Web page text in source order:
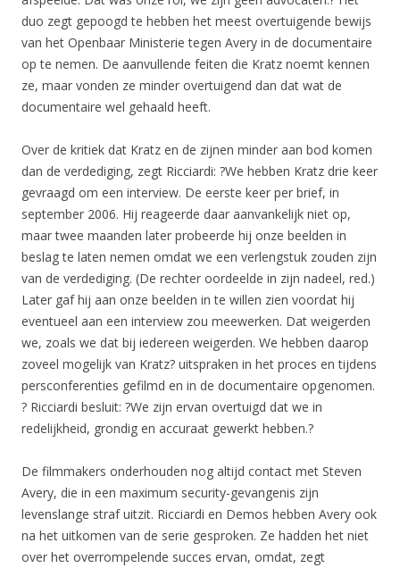
duo zegt gepoogd te hebben het meest overtuigende bewijs
van het Openbaar Ministerie tegen Avery in de documentaire
op te nemen. De aanvullende feiten die Kratz noemt kennen
ze, maar vonden ze minder overtuigend dan dat wat de
documentaire wel gehaald heeft.
Over de kritiek dat Kratz en de zijnen minder aan bod komen
dan de verdediging, zegt Ricciardi: ?We hebben Kratz drie keer
gevraagd om een interview. De eerste keer per brief, in
september 2006. Hij reageerde daar aanvankelijk niet op,
maar twee maanden later probeerde hij onze beelden in
beslag te laten nemen omdat we een verlengstuk zouden zijn
van de verdediging. (De rechter oordeelde in zijn nadeel, red.)
Later gaf hij aan onze beelden in te willen zien voordat hij
eventueel aan een interview zou meewerken. Dat weigerden
we, zoals we dat bij iedereen weigerden. We hebben daarop
zoveel mogelijk van Kratz? uitspraken in het proces en tijdens
persconferenties gefilmd en in de documentaire opgenomen.
? Ricciardi besluit: ?We zijn ervan overtuigd dat we in
redelijkheid, grondig en accuraat gewerkt hebben.?
De filmmakers onderhouden nog altijd contact met Steven
Avery, die in een maximum security-gevangenis zijn
levenslange straf uitzit. Ricciardi en Demos hebben Avery ook
na het uitkomen van de serie gesproken. Ze hadden het niet
over het overrompelende succes ervan, omdat, zegt